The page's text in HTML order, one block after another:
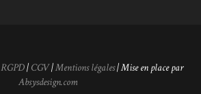
RGPD| CGV|Mentions légales| Mise en place par
Absysdesign.com